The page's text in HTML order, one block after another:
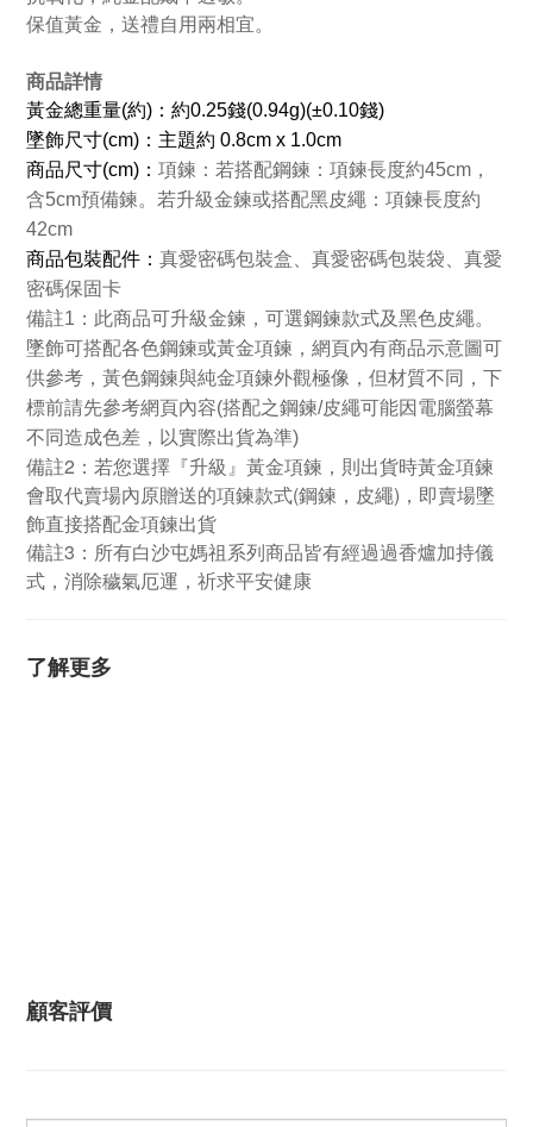
保值黃金，送禮自用兩相宜。
商品詳情
黃金總重量(約)：約0.25錢(0.94g)(±0.10錢)
墜飾尺寸(cm)：主題約 0.8cm x 1.0cm
商品尺寸(cm)： 項鍊：若搭配鋼鍊：項鍊長度約45cm，
含5cm預備鍊。若升級金鍊或搭配黑皮繩：項鍊長度約
42cm
商品包裝配件： 真愛密碼包裝盒、真愛密碼包裝袋、真愛
密碼保固卡
備註1：此商品可升級金鍊，可選鋼鍊款式及黑色皮繩。
墜飾可搭配各色鋼鍊或黃金項鍊，網頁內有商品示意圖可
供參考，黃色鋼鍊與純金項鍊外觀極像，但材質不同，下
標前請先參考網頁內容(搭配之鋼鍊/皮繩可能因電腦螢幕
不同造成色差，以實際出貨為準)
備註2：若您選擇『升級』黃金項鍊，則出貨時黃金項鍊
會取代賣場內原贈送的項鍊款式(鋼鍊，皮繩)，即賣場墜
飾直接搭配金項鍊出貨
備註3：所有白沙屯媽祖系列商品皆有經過過香爐加持儀
式，消除穢氣厄運，祈求平安健康
了解更多
顧客評價